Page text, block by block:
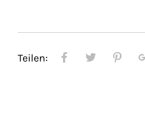
Teilen: